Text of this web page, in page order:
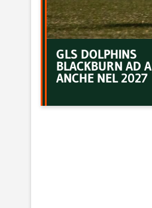
GLS DOLPHINS
BLACKBURN AD
ANCHE NEL 2027